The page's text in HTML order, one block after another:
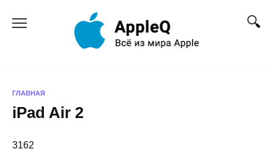
ГЛАВНАЯ
iPad Air 2
3162